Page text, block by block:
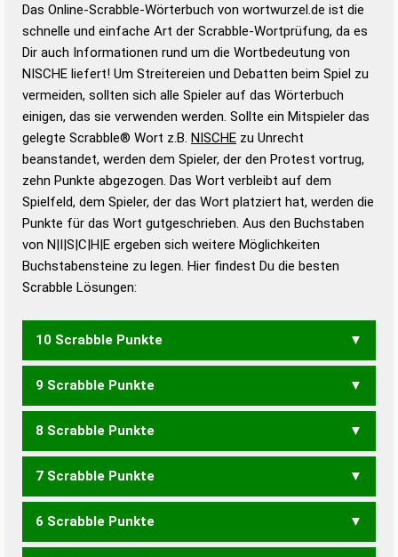
Wortwurzel liefert mit Hilfe eines semantischen
Wortanalyse-Algorithmus gute Anhaltspunkte zu
Wortbedeutung, Worttrennung und Wortform, um die
Gültigkeit eines Wortes für das Scrabble-Spiel zu
bestimmen!
zugelassene Turnier Scrabble-
Wörterbücher sind:
Duden – Standardwerk in 12 Bänden
Duden – Richtiges und gutes
Deutsch
Duden – Die deutsche Grammatik
Duden – Deutsches
Das Online-Scrabble-Wörterbuch von wortwurzel.de ist die
schnelle und einfache Art der Scrabble-Wortprüfung, da es
Dir auch Informationen rund um die Wortbedeutung von
NISCHE liefert! Um Streitereien und Debatten beim Spiel zu
vermeiden, sollten sich alle Spieler auf das Wörterbuch
einigen, das sie verwenden werden. Sollte ein Mitspieler das
gelegte Scrabble® Wort z.B. NISCHE zu Unrecht
beanstandet, werden dem Spieler, der den Protest vortrug,
zehn Punkte abgezogen. Das Wort verbleibt auf dem
Spielfeld, dem Spieler, der das Wort platziert hat, werden die
Punkte für das Wort gutgeschrieben. Aus den Buchstaben
von N|I|S|C|H|E ergeben sich weitere Möglichkeiten
Buchstabensteine zu legen. Hier findest Du die besten
Scrabble Lösungen:
10 Scrabble Punkte
INCHES ISCHEN NESCHI
9 Scrabble Punkte
SEICH SIECH
8 Scrabble Punkte
CHIS EICH ICHS INCH
7 Scrabble Punkte
CHI ICH ICES
6 Scrabble Punkte